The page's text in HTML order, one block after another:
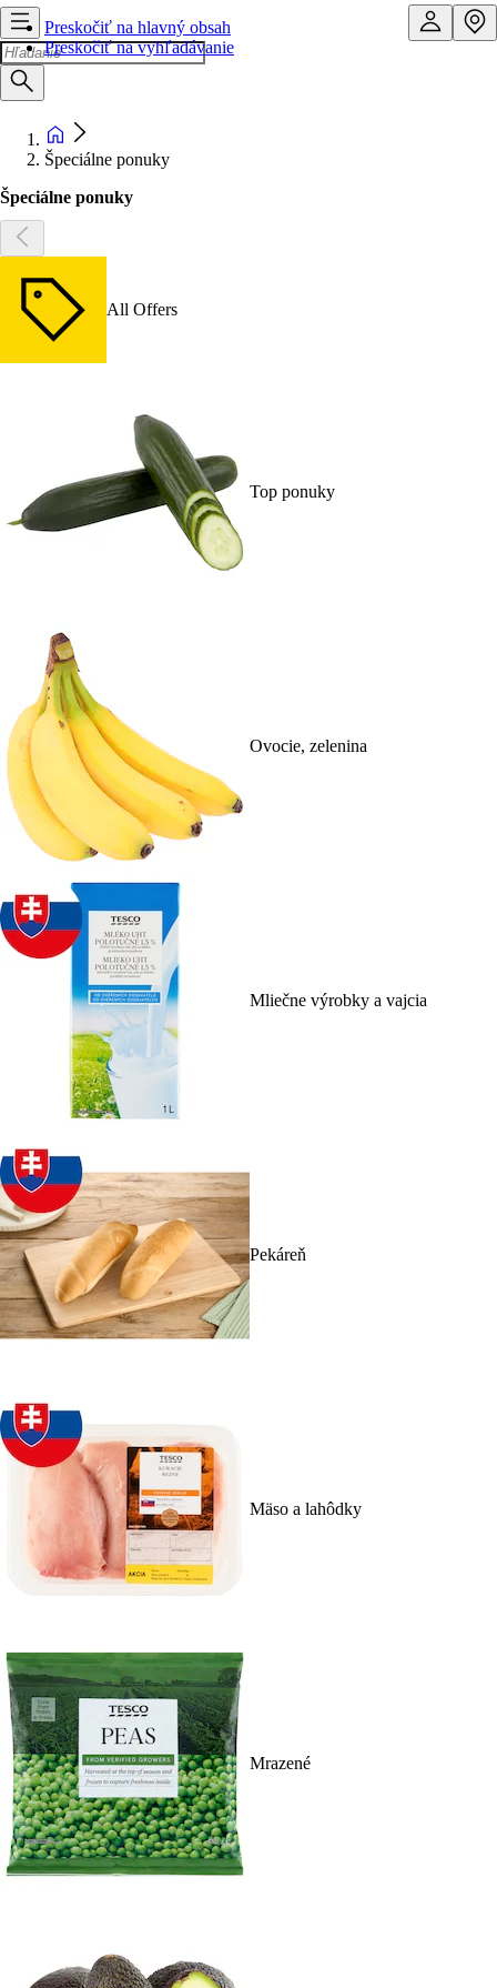
Preskočiť na hlavný obsah
Preskočiť na vyhľadávanie
Špeciálne ponuky
Špeciálne ponuky
All Offers
Top ponuky
Ovocie, zelenina
Mliečne výrobky a vajcia
Pekáreň
Mäso a lahôdky
Mrazené